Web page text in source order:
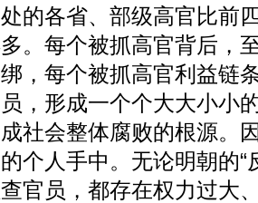
的各省、部级高官比前
。每个被抓高官背后，
，每个被抓高官利益链
，形成一个个大大小小
社会整体腐败的根源。
个人手中。无论明朝的“
官员，都存在权力过大